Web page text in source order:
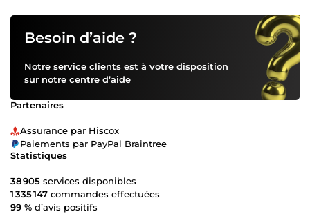
Besoin d’aide ?
Notre service clients est à votre disposition
sur notre centre d’aide
Partenaires
Assurance par Hiscox
Paiements par PayPal Braintree
Statistiques
38 905 services disponibles
1 335 147 commandes effectuées
99 % d’avis positifs